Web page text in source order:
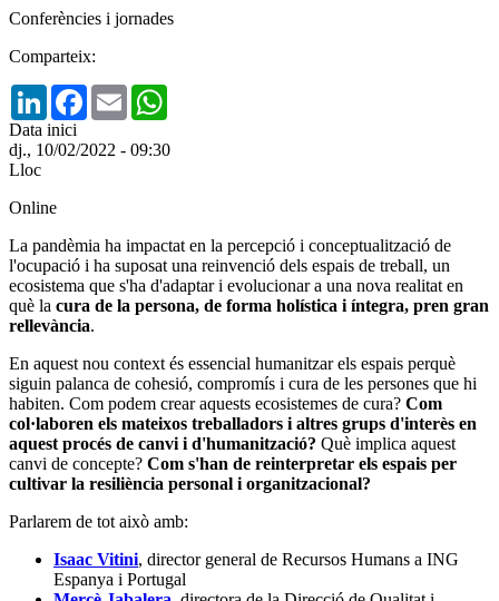
Conferències i jornades
Comparteix:
LinkedInFacebook
Email
Data inici
dj., 10/02/2022 - 09:30
Lloc
Online
La pandèmia ha impactat en la percepció i conceptualització de
l'ocupació i ha suposat una reinvenció dels espais de treball, un
ecosistema que s'ha d'adaptar i evolucionar a una nova realitat en
què la cura de la persona, de forma holística i íntegra, pren gran
rellevància.
En aquest nou context és essencial humanitzar els espais perquè
siguin palanca de cohesió, compromís i cura de les persones que hi
habiten. Com podem crear aquests ecosistemes de cura? Com
col·laboren els mateixos treballadors i altres grups d'interès en
aquest procés de canvi i d'humanització? Què implica aquest
canvi de concepte? Com s'han de reinterpretar els espais per
cultivar la resiliència personal i organitzacional?
Parlarem de tot això amb:
Isaac Vitini, director general de Recursos Humans a ING
Espanya i Portugal